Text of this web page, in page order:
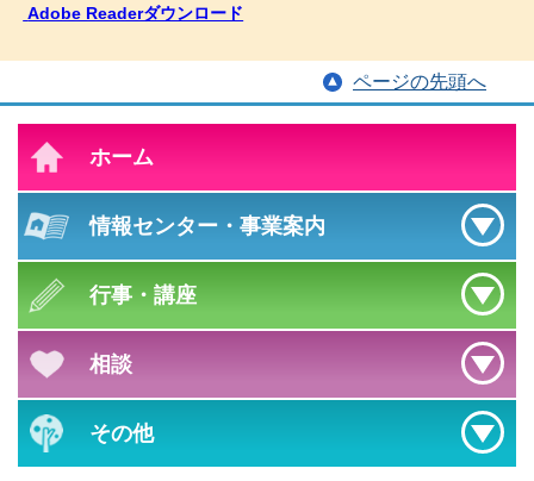
Adobe Readerダウンロード
ページの先頭へ
ホーム
情報センター ・ 事業案内
行事・講座
相談
その他